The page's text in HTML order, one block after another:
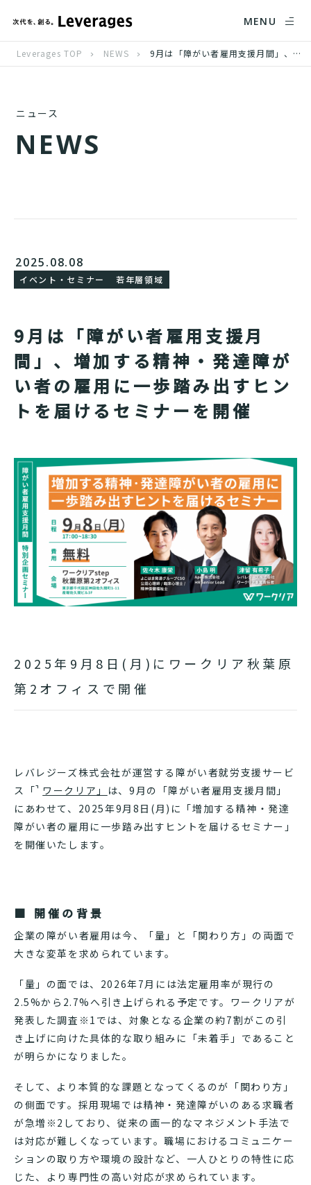
MENU
Leverages TOP NEWS 9月は「障がい者雇用支援月間」、増加する精神・発達障がい者の雇用に一歩踏み出すヒントを届けるセミナーを開催
ニュース
NEWS
2025.08.08
イベント・セミナー 若年層領域
9月は「障がい者雇用支援月
間」、増加する精神・発達障が
い者の雇用に一歩踏み出すヒン
トを届けるセミナーを開催
2025年9月8日(月)にワークリア秋葉原
第2オフィスで開催
レバレジーズ株式会社が運営する障がい者就労支援サービ
ス「 ワークリア」
は、9月の「障がい者雇用支援月間」
にあわせて、2025年9月8日(月)に「増加する精神・発達
障がい者の雇用に一歩踏み出すヒントを届けるセミナー」
を開催いたします。
■ 開催の背景
企業の障がい者雇用は今、「量」と「関わり方」の両面で
大きな変革を求められています。
「量」の面では、2026年7月には法定雇用率が現行の
2.5%から2.7%へ引き上げられる予定です。ワークリアが
発表した調査※1では、対象となる企業の約7割がこの引
き上げに向けた具体的な取り組みに「未着手」であること
が明らかになりました。
そして、より本質的な課題となってくるのが「関わり方」
の側面です。採用現場では精神・発達障がいのある求職者
が急増※2しており、従来の画一的なマネジメント手法で
は対応が難しくなっています。職場におけるコミュニケー
ションの取り方や環境の設計など、一人ひとりの特性に応
じた、より専門性の高い対応が求められています。